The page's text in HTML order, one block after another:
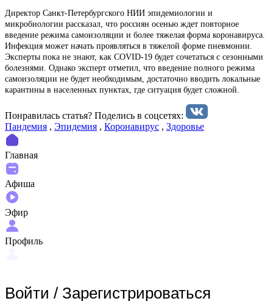
Директор Санкт-Петербургского НИИ эпидемиологии и
микробиологии рассказал, что россиян осенью ждет повторное
введение режима самоизоляции и более тяжелая форма коронавируса.
Инфекция может начать проявляться в тяжелой форме пневмонии.
Эксперты пока не знают, как COVID-19 будет сочетаться с сезонными
болезнями. Однако эксперт отметил, что введение полного режима
самоизоляции не будет необходимым, достаточно вводить локальные
карантины в населенных пунктах, где ситуация будет сложной.
Понравилась статья? Поделиcь в соцсетях:
Пандемия , Эпидемия , Коронавирус , Здоровье
Главная
Афиша
Эфир
Профиль
Войти / Зарегистрироваться